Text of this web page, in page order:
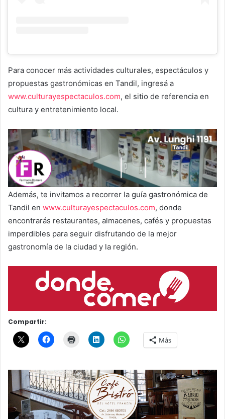
Para conocer más actividades culturales, espectáculos y
propuestas gastronómicas en Tandil, ingresá a
www.culturayespectaculos.com, el sitio de referencia en
cultura y entretenimiento local.
Además, te invitamos a recorrer la guía gastronómica de
Tandil en www.culturayespectaculos.com, donde
encontrarás restaurantes, almacenes, cafés y propuestas
imperdibles para seguir disfrutando de la mejor
gastronomía de la ciudad y la región.
Compartir:
Más